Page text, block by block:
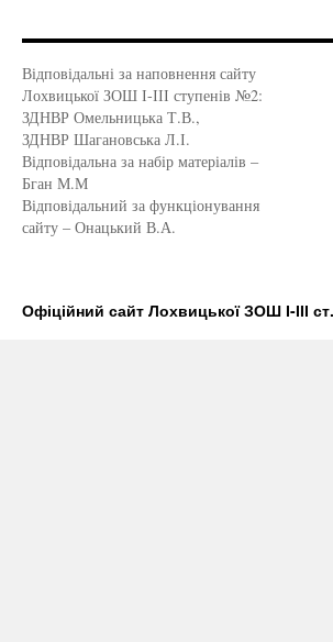
Відповідальні за наповнення сайту
Лохвицької ЗОШ І-ІІІ ступенів №2:
ЗДНВР Омельницька Т.В.,
ЗДНВР Шагановська Л.І.
Відповідальна за набір матеріалів –
Бган М.М
Відповідальний за функціонування
сайту – Онацький В.А.
Офіційний сайт Лохвицької ЗОШ І-ІІІ